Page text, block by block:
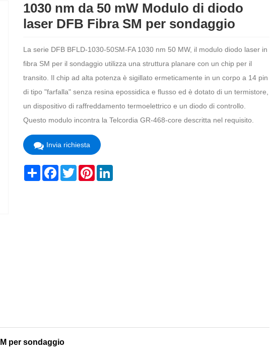
1030 nm da 50 mW Modulo di diodo
laser DFB Fibra SM per sondaggio
La serie DFB BFLD-1030-50SM-FA 1030 nm 50 MW, il modulo diodo laser in
fibra SM per il sondaggio utilizza una struttura planare con un chip per il
transito. Il chip ad alta potenza è sigillato ermeticamente in un corpo a 14 pin
di tipo "farfalla" senza resina epossidica e flusso ed è dotato di un termistore,
un dispositivo di raffreddamento termoelettrico e un diodo di controllo.
Questo modulo incontra la Telcordia GR-468-core descritta nel requisito.
Invia richiesta
ShareFacebook
TwitterPinterestLinkedIn
per sondaggio